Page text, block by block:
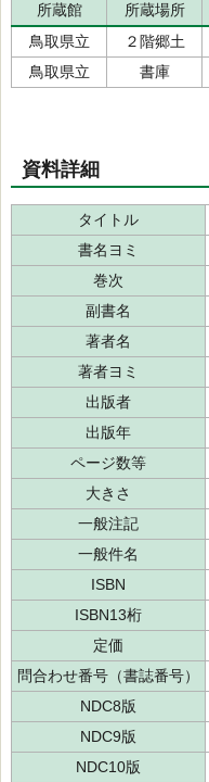
所蔵館 所蔵場所
鳥取県立
２階郷土
鳥取県立
書庫
資料詳細
タイトル
書名ヨミ
巻次
副書名
著者名
著者ヨミ
出版者
出版年
ページ数等
大きさ
一般注記
一般件名
ISBN
ISBN13桁
定価
問合わせ番号（書誌番号）
NDC8版
NDC9版
NDC10版